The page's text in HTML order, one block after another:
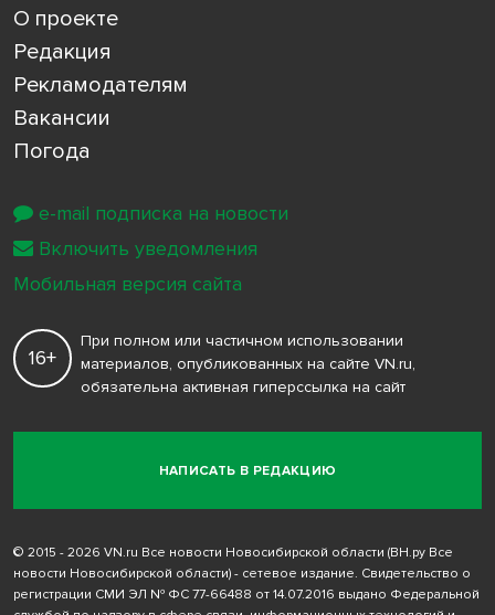
О проекте
Редакция
Рекламодателям
Вакансии
Погода
НАПИСАТЬ В РЕДАКЦИЮ
16+
При полном или частичном использовании
материалов, опубликованных на сайте VN.ru,
обязательна активная гиперссылка на сайт
© 2015 - 2026 VN.ru Все новости Новосибирской области (ВН.ру Все
новости Новосибирской области) - сетевое издание. Свидетельство о
регистрации СМИ ЭЛ № ФС 77-66488 от 14.07.2016 выдано Федеральной
e-mail подписка на новости
Включить уведомления
Мобильная версия сайта